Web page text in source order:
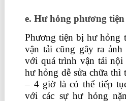
e. Hư hỏng phương tiện
Phương tiện bị hư hỏng
vận tải cũng gây ra
với quá trình vận tải
hư hỏng dễ sửa chữa thì
– 4 giờ là có thể tiếp
với các sự hư hỏng